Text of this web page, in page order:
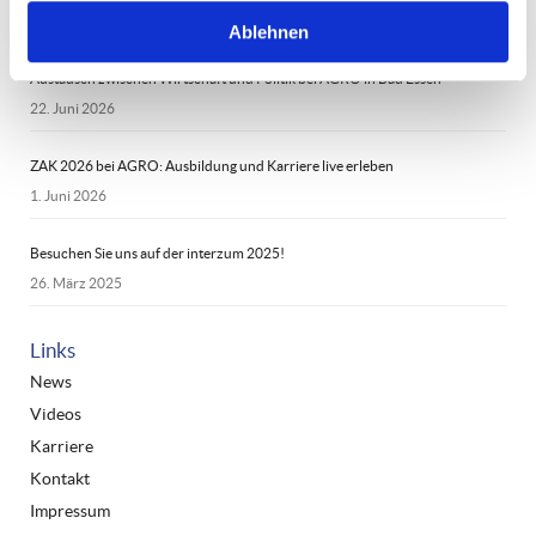
Ablehnen
Austausch zwischen Wirtschaft und Politik bei AGRO in Bad Essen
22. Juni 2026
ZAK 2026 bei AGRO: Ausbildung und Karriere live erleben
1. Juni 2026
Besuchen Sie uns auf der interzum 2025!
26. März 2025
Links
News
Videos
Karriere
Kontakt
Impressum